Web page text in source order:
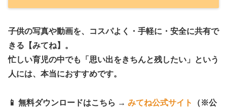
子供の写真や動画を、コスパよく・手軽に・安全に共有で
きる【みてね】。
忙しい育児の中でも「思い出をきちんと残したい」という
人には、本当におすすめです。
📱 無料ダウンロードはこちら → みてね公式サイト
（※公